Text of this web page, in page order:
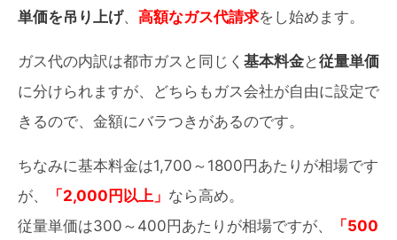
単価を吊り上げ、 高額なガス代請求をし始めます。
ガス代の内訳は都市ガスと同じく 基本料金と従量単価
に分けられますが、どちらもガス会社が自由に設定で
きるので、金額にバラつきがあるのです。
ちなみに基本料金は1,700～1800円あたりが相場です
が、
「2,000円以上」 なら高め。
従量単価は300～400円あたりが相場ですが、
「500